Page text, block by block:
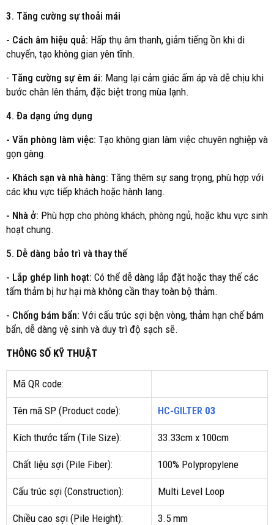
3. Tăng cường sự thoải mái
- Cách âm hiệu quả: Hấp thụ âm thanh, giảm tiếng ồn khi di
chuyển, tạo không gian yên tĩnh.
- Tăng cường sự êm ái: Mang lại cảm giác ấm áp và dễ chịu khi
bước chân lên thảm, đặc biệt trong mùa lạnh.
4. Đa dạng ứng dụng
- Văn phòng làm việc: Tạo không gian làm việc chuyên nghiệp và
gọn gàng.
- Khách sạn và nhà hàng: Tăng thêm sự sang trọng, phù hợp với
các khu vực tiếp khách hoặc hành lang.
- Nhà ở: Phù hợp cho phòng khách, phòng ngủ, hoặc khu vực sinh
hoạt chung.
5. Dễ dàng bảo trì và thay thế
- Lắp ghép linh hoạt: Có thể dễ dàng lắp đặt hoặc thay thế các
tấm thảm bị hư hại mà không cần thay toàn bộ thảm.
- Chống bám bẩn: Với cấu trúc sợi bện vòng, thảm hạn chế bám
bẩn, dễ dàng vệ sinh và duy trì độ sạch sẽ.
THÔNG SỐ KỸ THUẬT
Mã QR code:
Tên mã SP (Product code): HC-GILTER 03
Kích thước tấm (Tile Size): 33.33cm x 100cm
Chất liệu sợi (Pile Fiber): 100% Polypropylene
Cấu trúc sợi (Construction): Multi Level Loop
Chiều cao sợi (Pile Height): 3.5 mm